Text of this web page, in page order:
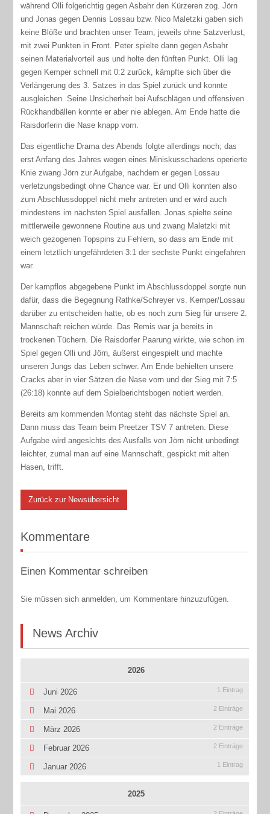
während Olli folgerichtig gegen Asbahr den Kürzeren zog. Jörn
und Jonas gegen Dennis Lossau bzw. Nico Maletzki gaben sich
keine Blöße und brachten unser Team, jeweils ohne Satzverlust,
mit zwei Punkten in Front. Peter spielte dann gegen Asbahr
seinen Materialvorteil aus und holte den fünften Punkt. Olli lag
gegen Kemper schnell mit 0:2 zurück, kämpfte sich über die
Verlängerung des 3. Satzes in das Spiel zurück und konnte
ausgleichen. Seine Unsicherheit bei Aufschlägen und offensiven
Rückhandbällen konnte er aber nie ablegen. Am Ende hatte die
Raisdorferin die Nase knapp vorn.
Das eigentliche Drama des Abends folgte allerdings noch; das
erst Anfang des Jahres wegen eines Miniskusschadens operierte
Knie zwang Jörn zur Aufgabe, nachdem er gegen Lossau
verletzungsbedingt ohne Chance war. Er und Olli konnten also
zum Abschlussdoppel nicht mehr antreten und er wird auch
mindestens im nächsten Spiel ausfallen. Jonas spielte seine
mittlerweile gewonnene Routine aus und zwang Maletzki mit
weich gezogenen Topspins zu Fehlern, so dass am Ende mit
einem letztlich ungefährdeten 3:1 der sechste Punkt eingefahren
war.
Der kampflos abgegebene Punkt im Abschlussdoppel sorgte nun
dafür, dass die Begegnung Rathke/Schreyer vs. Kemper/Lossau
darüber zu entscheiden hatte, ob es noch zum Sieg für unsere 2.
Mannschaft reichen würde. Das Remis war ja bereits in
trockenen Tüchern. Die Raisdorfer Paarung wirkte, wie schon im
Spiel gegen Olli und Jörn, äußerst eingespielt und machte
unseren Jungs das Leben schwer. Am Ende behielten unsere
Cracks aber in vier Sätzen die Nase vorn und der Sieg mit 7:5
(26:18) konnte auf dem Spielberichtsbogen notiert werden.
Bereits am kommenden Montag steht das nächste Spiel an.
Dann muss das Team beim Preetzer TSV 7 antreten. Diese
Aufgabe wird angesichts des Ausfalls von Jörn nicht unbedingt
leichter, zumal man auf eine Mannschaft, gespickt mit alten
Hasen, trifft.
Zurück zur Newsübersicht
Kommentare
Einen Kommentar schreiben
Sie müssen sich anmelden, um Kommentare hinzuzufügen.
News Archiv
2026
Juni 2026 1 Eintrag
Mai 2026 2 Einträge
März 2026 2 Einträge
Februar 2026 2 Einträge
Januar 2026 1 Eintrag
2025